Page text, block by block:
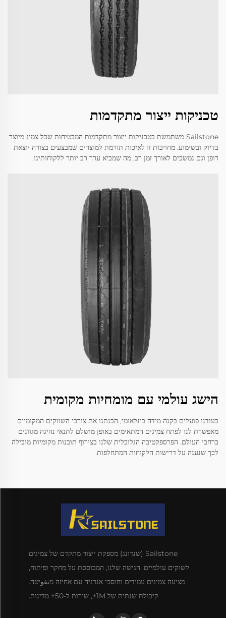
טכניקות ייצור מתקדמות
Sailstone משתמשת בטכניקות ייצור מתקדמות המבטיחות שכל צמיג מיוצר
בדיוק ובשימוע. מחויבות זו לאיכות תורמת למוצרים שמבצעים בצורה יוצאת
דופן וגם נמשכים לאורך זמן רב, מה שמביא ערך רב יותר ללקוחותינו.
הישג עולמי עם מומחיות מקומית
בעודנו פועלים בקנה מידה בינלאומי, הבנתנו את צורכי השווקים המקומיים
מאפשרת לנו לפתח צמיגים המתאימים באופן מושלם לתנאי נהיגה מגוונים
ברחבי העולם. הפרספקטיבה הגלובלית שלנו בצירוף תובנות מקומיות מובילה
לכך שנענה על דרישות הלקוחות המתחלפות.
Sailstone (שנדונג) מספקת ייצור מתקדם של צמיגים
לשוקים עולמיים. הגישה שלנו, המבוססת על מחקר ופיתוח,
מציעה צמיגים עמידים וחוסכי אנרגיה עם אחיזה מتفوיטה.
קיבולת שנתית של 1M+, שירות ל-50+ מדינות.